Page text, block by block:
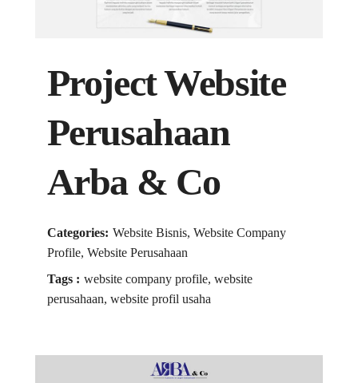
Project Website
Perusahaan
Arba & Co
Categories: Website Bisnis, Website Company
Profile, Website Perusahaan
Tags : website company profile, website
perusahaan, website profil usaha